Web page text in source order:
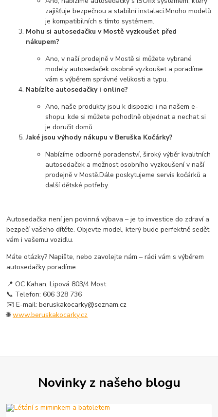
zajišťuje bezpečnou a stabilní instalaci.Mnoho modelů
je kompatibilních s tímto systémem.
Mohu si autosedačku v Mostě vyzkoušet před
nákupem?
Ano, v naší prodejně v Mostě si můžete vybrané
modely autosedaček osobně vyzkoušet a poradíme
vám s výběrem správné velikosti a typu.
Nabízíte autosedačky i online?
Ano, naše produkty jsou k dispozici i na našem e-
shopu, kde si můžete pohodlně objednat a nechat si
je doručit domů.
Jaké jsou výhody nákupu v Beruška Kočárky?
Nabízíme odborné poradenství, široký výběr kvalitních
autosedaček a možnost osobního vyzkoušení v naší
prodejně v Mostě.Dále poskytujeme servis kočárků a
další dětské potřeby.
Autosedačka není jen povinná výbava – je to investice do zdraví a
bezpečí vašeho dítěte. Objevte model, který bude perfektně sedět
vám i vašemu vozidlu.
Máte otázky? Napište, nebo zavolejte nám – rádi vám s výběrem
autosedačky poradíme.
📍 OC Kahan, Lipová 803/4 Most
📞 Telefon: 606 328 736
✉️ E-mail: beruskakocarky@seznam.cz
🌐www.beruskakocarky.cz
Novinky z našeho blogu